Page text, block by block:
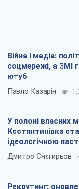
Війна і медіа:
соцмережі, а ЗМІ
ютуб
Павло Казарін
У полоні власних
Костянтинівка
ідеологічною
окупантів
Дмитро Снєгирьов
Рекрутинг: